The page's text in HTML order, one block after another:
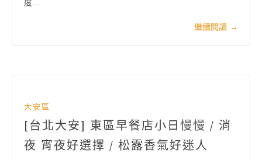
度…
繼續閱讀 →
大安區
[台北大安] 東區早餐店小日慢慢 / 消
夜 宵夜好選擇 / 松露香氣好迷人